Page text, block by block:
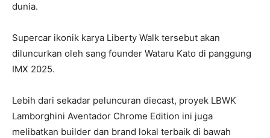
dunia.
Supercar ikonik karya Liberty Walk tersebut akan
diluncurkan oleh sang founder Wataru Kato di panggung
IMX 2025.
Lebih dari sekadar peluncuran diecast, proyek LBWK
Lamborghini Aventador Chrome Edition ini juga
melibatkan builder dan brand lokal terbaik di bawah